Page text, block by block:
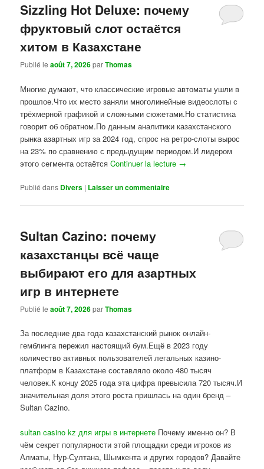
Sizzling Hot Deluxe: почему
фруктовый слот остаётся
хитом в Казахстане
Publié leaoût 7, 2026parThomas
Многие думают, что классические игровые автоматы ушли в
прошлое.Что их место заняли многолинейные видеослоты с
трёхмерной графикой и сложными сюжетами.Но статистика
говорит об обратном.По данным аналитики казахстанского
рынка азартных игр за 2024 год, спрос на ретро-слоты вырос
на 23% по сравнению с предыдущим периодом.И лидером
этого сегмента остаётсяContinuer la lecture →
Publié dans Divers | Laisser un commentaire
Sultan Cazino: почему
казахстанцы всё чаще
выбирают его для азартных
игр в интернете
Publié leaoût 7, 2026parThomas
За последние два года казахстанский рынок онлайн-
гемблинга пережил настоящий бум.Ещё в 2023 году
количество активных пользователей легальных казино-
платформ в Казахстане составляло около 480 тысяч
человек.К концу 2025 года эта цифра превысила 720 тысяч.И
значительная доля этого роста пришлась на один бренд –
Sultan Cazino.
sultan casino kz для игры в интернете Почему именно он? В
чём секрет популярности этой площадки среди игроков из
Алматы, Нур-Султана, Шымкента и других городов? Давайте